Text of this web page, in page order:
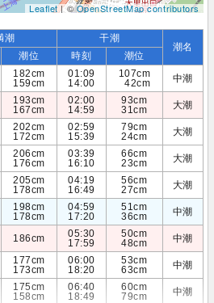
Leaflet| ©OpenStreetMap contributors
潮 干潮
潮名
潮位 時刻
潮位
182cm
159cm
01:09
14:00
107cm
42cm
中潮
193cm
167cm
02:00
14:59
93cm
31cm
大潮
202cm
172cm
02:59
15:39
79cm
24cm
大潮
206cm
176cm
03:39
16:10
66cm
23cm
大潮
205cm
178cm
04:19
16:49
56cm
27cm
大潮
198cm
178cm
04:59
17:20
51cm
36cm
中潮
186cm
05:30
17:59
50cm
48cm
中潮
177cm
173cm
06:00
18:20
53cm
63cm
中潮
175cm
158cm
06:40
18:49
60cm
79cm
中潮